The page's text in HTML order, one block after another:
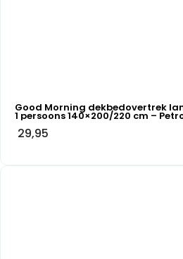
Good Morning dekbedovertrek
1 persoons 140×200/220 cm –
29,95